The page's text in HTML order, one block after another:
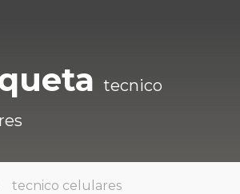
tecnico
tecnico celulares